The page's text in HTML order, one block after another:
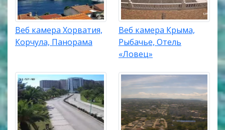
Веб камера Хорватия,
Корчула, Панорама
Веб камера Крыма,
Рыбачье, Отель
«Ловец»